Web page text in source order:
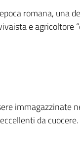
romana, una
e agricoltore
da cuocere.